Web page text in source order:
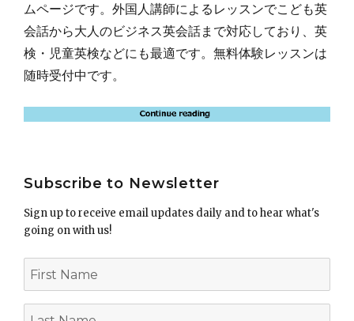
ムページです。外国人講師によるレッスンでこども英
会話から大人のビジネス英会話まで対応しており、英
検・児童英検などにも最適です。無料体験レッスンは
随時受付中です。
Subscribe to Newsletter
Sign up to receive email updates daily and to hear what's
going on with us!
First
Name